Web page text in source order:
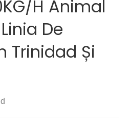
H Animal
De
Trinidad Și